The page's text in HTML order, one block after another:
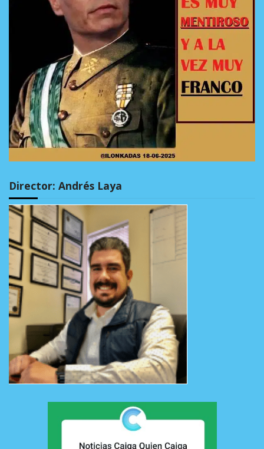
Director: Andrés Laya